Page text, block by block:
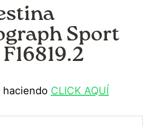
Sport
CLICK AQUÍ